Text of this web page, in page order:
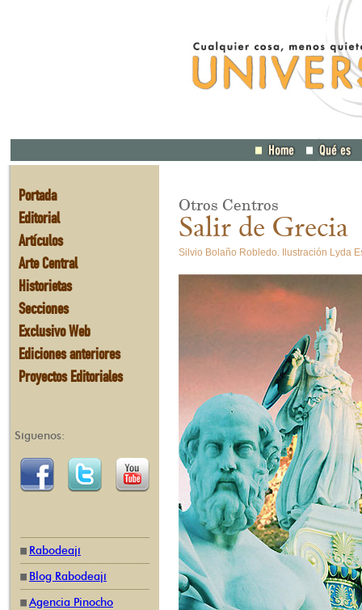
Portada
Editorial
Artículos
Arte Central
Historietas
Secciones
Exclusivo Web
Ediciones anteriores
Proyectos Editoriales
Síguenos:
Rabodeají
Blog Rabodeají
Agencia Pinocho
Otros Centros
Salir de Grecia
Silvio Bolaño Robledo. Ilustración Lyda